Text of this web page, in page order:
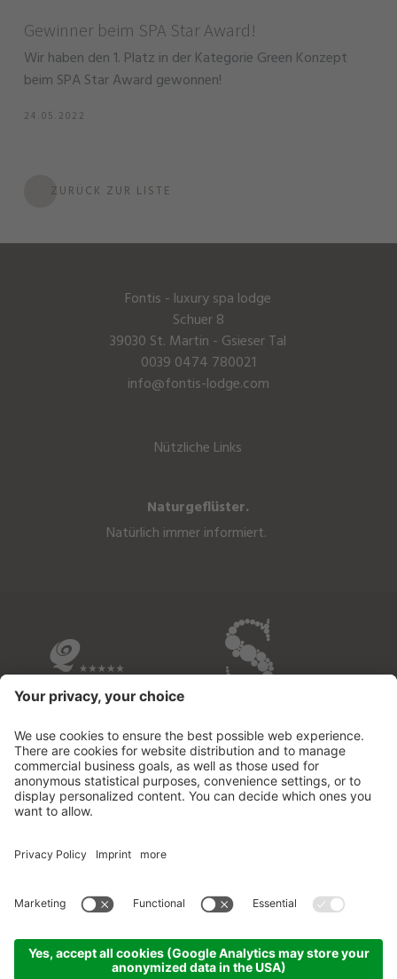
Gewinner beim SPA Star Award!
Wir haben den 1. Platz in der Kategorie Green Konzept
beim SPA Star Award gewonnen!
24.05.2022
ZURÜCK ZUR LISTE
Fontis - luxury spa lodge
Schuer 8
39030 St. Martin - Gsieser Tal
0039 0474 780021
info@fontis-lodge.com
Nützliche Links
Naturgeflüster.
Natürlich immer informiert.
ALLE BETRIEBE IM ÜBERBLICK
© 2026 Fontis - luxury spa lodge
. Datenschutzerklärung . Cookie Einstellungen .
Sitemap
produced by